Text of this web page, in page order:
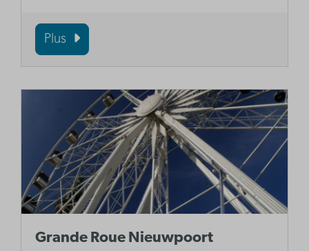
Plus
Grande Roue Nieuwpoort